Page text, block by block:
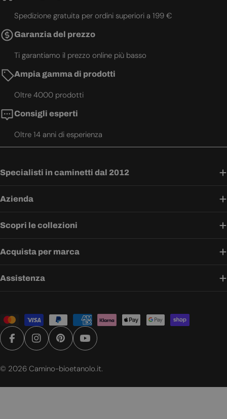
Spedizione gratuita per ordini superiori a 199 €
Garanzia del prezzo
Ti garantiamo il prezzo online più basso
Ampia gamma di prodotti
Oltre 4000 prodotti
Consigli esperti
Oltre 14 anni di esperienza
Specialisti in caminetti dal 2012
Azienda
Scopri le collezioni
Acquista per marca
Assistenza
Metodi
di
pagamento
FacebookInstagramPinterestYouTube
© 2026 Camino-bioetanolo.it.